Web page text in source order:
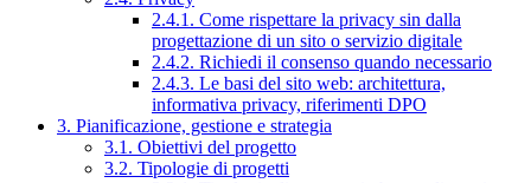
2.4.1. Come rispettare la privacy sin dalla
progettazione di un sito o servizio digitale
2.4.2. Richiedi il consenso quando necessario
2.4.3. Le basi del sito web: architettura,
informativa privacy, riferimenti DPO
3. Pianificazione, gestione e strategia
3.1. Obiettivi del progetto
3.2. Tipologie di progetti